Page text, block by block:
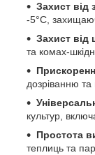
Захист від
-5°C,
Захист від
та комах-
дозріванню
культур,
Простота
теплиць та